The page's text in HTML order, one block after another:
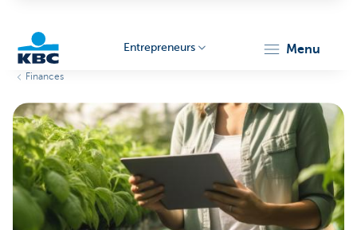
Entrepreneurs menu
Finances